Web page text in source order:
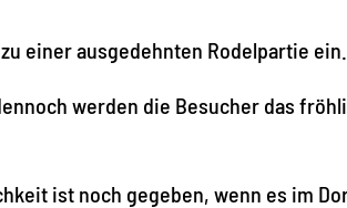
einer ausgedehnten Rodelpartie ein.
werden die Besucher das
ist noch gegeben, wenn es im